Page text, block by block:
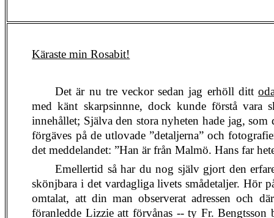
Käraste min Rosabit!
Det är nu tre veckor sedan jag erhöll ditt
med känt skarpsinnne, dock kunde förstå
innehållet; Själva den stora nyheten hade jag,
förgäves på de utlovade ”detaljerna” och
det meddelandet: ”Han är från Malmö. Hans far
Emellertid så har du nog själv gjort den
skönjbara i det vardagliga livets smådetaljer. Hör
omtalat, att din man observerat adressen och
föranledde Lizzie att förvånas -- ty Fr.